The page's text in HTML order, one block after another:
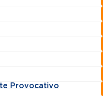
Provocativo